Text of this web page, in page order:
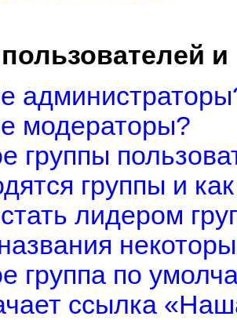
модераторы?
группы
группы и
лидером
группа по
ссылка